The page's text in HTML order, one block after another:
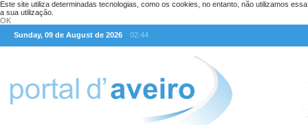
Este site utiliza determinadas tecnologias, como os cookies, no entanto, não utilizamos
a sua utilização.
OK
Sunday, 09 de August de 2026
02:44